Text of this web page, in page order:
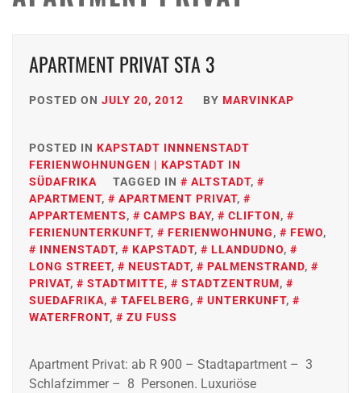
APARTMENT PRIVAT STA 3
POSTED ON JULY 20, 2012 BY MARVINKAP
POSTED IN KAPSTADT INNNENSTADT
FERIENWOHNUNGEN | KAPSTADT IN
SÜDAFRIKA
TAGGED IN ALTSTADT,
APARTMENT, APARTMENT PRIVAT,
APPARTEMENTS, CAMPS BAY, CLIFTON,
FERIENUNTERKUNFT, FERIENWOHNUNG, FEWO,
INNENSTADT, KAPSTADT, LLANDUDNO,
LONG STREET, NEUSTADT, PALMENSTRAND,
PRIVAT, STADTMITTE, STADTZENTRUM,
SUEDAFRIKA, TAFELBERG, UNTERKUNFT,
WATERFRONT, ZU FUSS
Apartment Privat: ab R 900 – Stadtapartment – 3
Schlafzimmer – 8 Personen. Luxuriöse